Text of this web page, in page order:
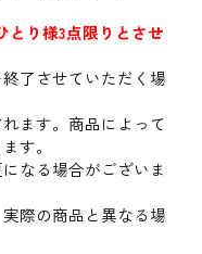
り様3点限りとさせ
了させていただく場
ます。商品によって
す。
なる場合がございま
際の商品と異なる場